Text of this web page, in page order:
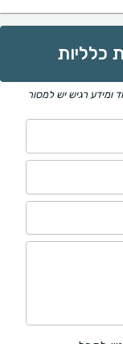
כלליות
ומידע רגיש יש למסור